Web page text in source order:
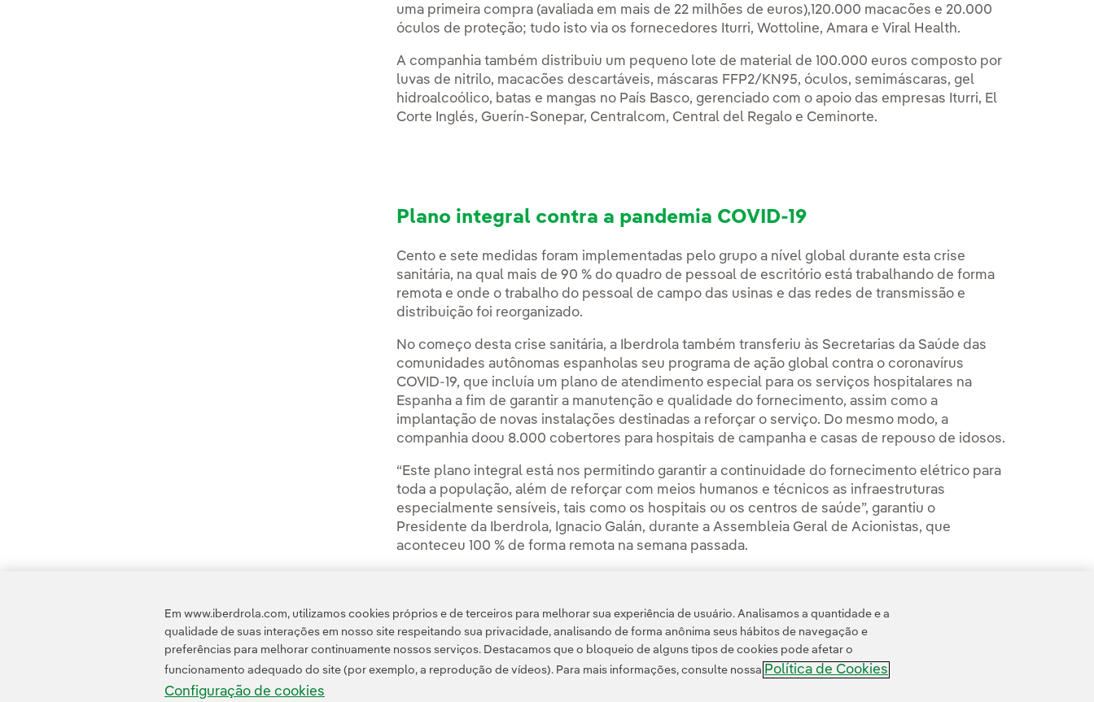
uma primeira compra (avaliada em mais de 22 milhões de euros),120.000 macacões e 20.000
óculos de proteção; tudo isto via os fornecedores Iturri, Wottoline, Amara e Viral Health.
A companhia também distribuiu um pequeno lote de material de 100.000 euros composto por
luvas de nitrilo, macacões descartáveis, máscaras FFP2/KN95, óculos, semimáscaras, gel
hidroalcoólico, batas e mangas no País Basco, gerenciado com o apoio das empresas Iturri, El
Corte Inglés, Guerín-Sonepar, Centralcom, Central del Regalo e Ceminorte.
Plano integral contra a pandemia COVID-19
Cento e sete medidas foram implementadas pelo grupo a nível global durante esta crise
sanitária, na qual mais de 90 % do quadro de pessoal de escritório está trabalhando de forma
remota e onde o trabalho do pessoal de campo das usinas e das redes de transmissão e
distribuição foi reorganizado.
No começo desta crise sanitária, a Iberdrola também transferiu às Secretarias da Saúde das
comunidades autônomas espanholas seu programa de ação global contra o coronavírus
COVID-19, que incluía um plano de atendimento especial para os serviços hospitalares na
Espanha a fim de garantir a manutenção e qualidade do fornecimento, assim como a
implantação de novas instalações destinadas a reforçar o serviço. Do mesmo modo, a
companhia doou 8.000 cobertores para hospitais de campanha e casas de repouso de idosos.
“Este plano integral está nos permitindo garantir a continuidade do fornecimento elétrico para
toda a população, além de reforçar com meios humanos e técnicos as infraestruturas
especialmente sensíveis, tais como os hospitais ou os centros de saúde”, garantiu o
Presidente da Iberdrola, Ignacio Galán, durante a Assembleia Geral de Acionistas, que
aconteceu 100 % de forma remota na semana passada.
sustentável para acionistas, funcionários e sociedade em geral.
Em www.iberdrola.com, utilizamos cookies próprios e de terceiros para melhorar sua experiência de usuário. Analisamos a quantidade e a
qualidade de suas interações em nosso site respeitando sua privacidade, analisando de forma anônima seus hábitos de navegação e
preferências para melhorar continuamente nossos serviços. Destacamos que o bloqueio de alguns tipos de cookies pode afetar o
funcionamento adequado do site (por exemplo, a reprodução de vídeos). Para mais informações, consulte nossa Política de Cookies
Configuração de cookies